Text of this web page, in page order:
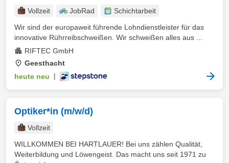
Vollzeit JobRad
Schichtarbeit
Wir sind der europaweit führende Lohndienstleister für das
innovative Rührreibschweißen. Wir schweißen alles aus ...
RIFTEC GmbH
Geesthacht
heute neu
Optiker*in (m/w/d)
Vollzeit
WILLKOMMEN BEI HARTLAUER! Bei uns zählen Qualität,
Weiterbildung und Löwengeist. Das macht uns seit 1971 zu